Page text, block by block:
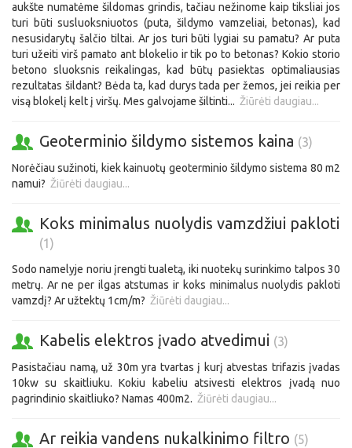
aukšte numatėme šildomas grindis, tačiau nežinome kaip tiksliai jos
turi būti susluoksniuotos (puta, šildymo vamzeliai, betonas), kad
nesusidarytų šalčio tiltai. Ar jos turi būti lygiai su pamatu? Ar puta
turi užeiti virš pamato ant blokelio ir tik po to betonas? Kokio storio
betono sluoksnis reikalingas, kad būtų pasiektas optimaliausias
rezultatas šildant? Bėda ta, kad durys tada per žemos, jei reikia per
visą blokelį kelt į viršų. Mes galvojame šiltinti... Žiūrėti daugiau...
Geoterminio šildymo sistemos kaina (3)
Norėčiau sužinoti, kiek kainuotų geoterminio šildymo sistema 80 m2
namui? Žiūrėti daugiau...
Koks minimalus nuolydis vamzdžiui pakloti
(1)
Sodo namelyje noriu įrengti tualetą, iki nuotekų surinkimo talpos 30
metrų. Ar ne per ilgas atstumas ir koks minimalus nuolydis pakloti
vamzdį? Ar užtektų 1cm/m? Žiūrėti daugiau...
Kabelis elektros įvado atvedimui (3)
Pasistačiau namą, už 30m yra tvartas į kurį atvestas trifazis įvadas
10kw su skaitliuku. Kokiu kabeliu atsivesti elektros įvadą nuo
pagrindinio skaitliuko? Namas 400m2. Žiūrėti daugiau...
Ar reikia vandens nukalkinimo filtro (5)